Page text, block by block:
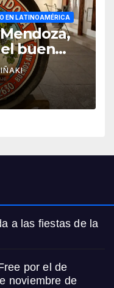
EN LATINOAMÉRICA
buen
IÑAKI
a las fiestas de la
por el de
noviembre de